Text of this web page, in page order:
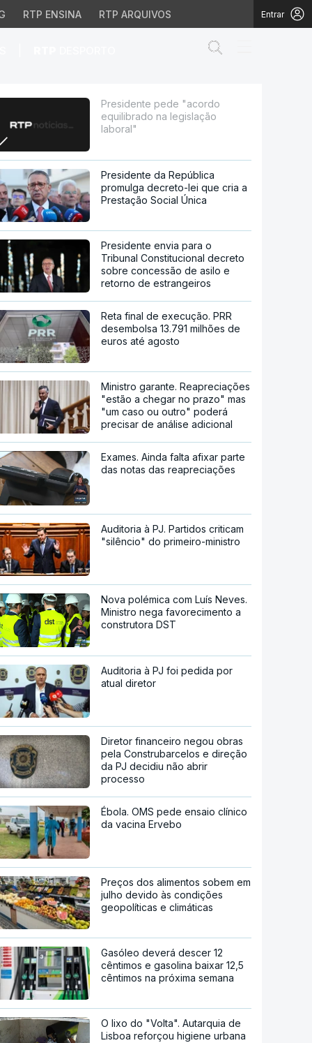
RTP ENSINA RTP ARQUIVOS Entrar
laboral"
Presidente pede "acordo
equilibrado na legislação
laboral"
Presidente da República
promulga decreto-lei que cria a
Prestação Social Única
Presidente envia para o
Tribunal Constitucional decreto
sobre concessão de asilo e
retorno de estrangeiros
Reta final de execução. PRR
desembolsa 13.791 milhões de
euros até agosto
Ministro garante. Reapreciações
"estão a chegar no prazo" mas
"um caso ou outro" poderá
precisar de análise adicional
Exames. Ainda falta afixar parte
das notas das reapreciações
Auditoria à PJ. Partidos criticam
"silêncio" do primeiro-ministro
Nova polémica com Luís Neves.
Ministro nega favorecimento a
construtora DST
Auditoria à PJ foi pedida por
atual diretor
Diretor financeiro negou obras
pela Construbarcelos e direção
da PJ decidiu não abrir
processo
Ébola. OMS pede ensaio clínico
da vacina Ervebo
Preços dos alimentos sobem em
julho devido às condições
geopolíticas e climáticas
Gasóleo deverá descer 12
cêntimos e gasolina baixar 12,5
cêntimos na próxima semana
O lixo do "Volta". Autarquia de
Lisboa reforçou higiene urbana